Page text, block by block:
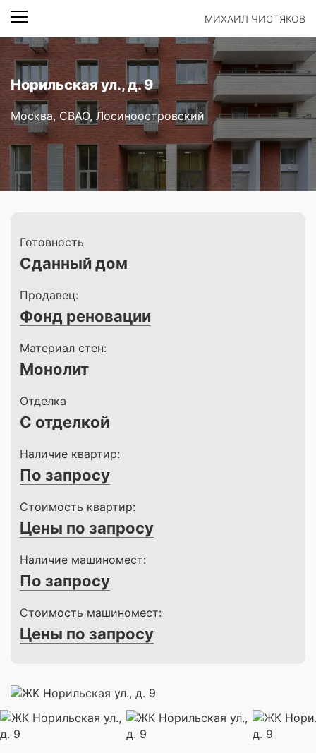
МИХАИЛ ЧИСТЯКОВ
Норильская ул., д. 9
Москва, СВАО, Лосиноостровский
Готовность
Сданный дом
Продавец:
Фонд реновации
Материал стен:
Монолит
Отделка
С отделкой
Наличие квартир:
По запросу
Стоимость квартир:
Цены по запросу
Наличие машиномест:
По запросу
Стоимость машиномест:
Цены по запросу